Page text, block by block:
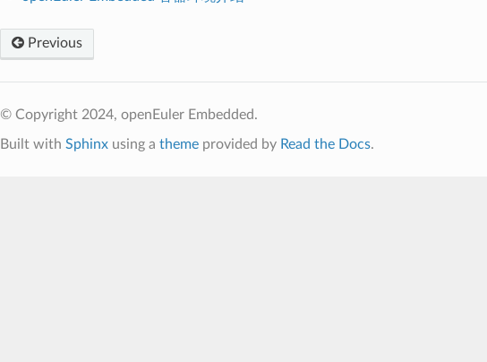
Previous
© Copyright 2024, openEuler Embedded.
Built with Sphinxusing a themeprovided by Read the Docs.